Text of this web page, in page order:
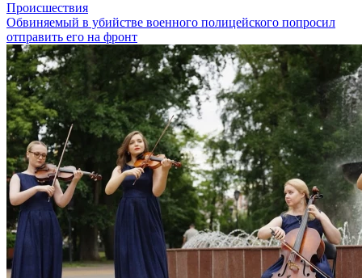
Происшествия
Обвиняемый в убийстве военного полицейского попросил
отправить его на фронт